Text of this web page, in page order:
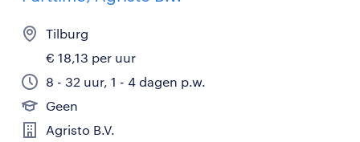
Tilburg
€ 18,13 per uur
8 - 32 uur, 1 - 4 dagen p.w.
Geen
Agristo B.V.